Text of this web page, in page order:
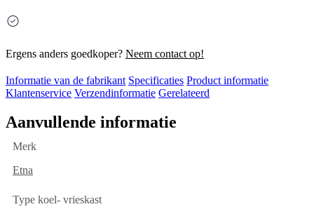
Ergens anders goedkoper? Neem contact op!
Informatie van de fabrikant Specificaties Product informatie
Klantenservice Verzendinformatie Gerelateerd
Aanvullende informatie
Merk
Etna
Type koel- vrieskast